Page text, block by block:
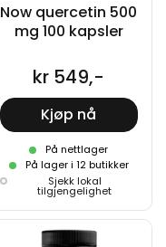
Now quercetin 500
mg 100 kapsler
kr 549,-
Kjøp nå
På nettlager
På lager i 12 butikker
Sjekk lokal
tilgjengelighet